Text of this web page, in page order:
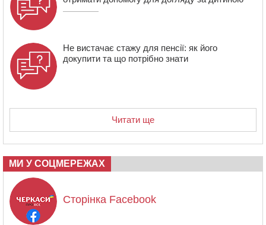
Не вистачає стажу для пенсії: як його
докупити та що потрібно знати
Читати ще
МИ У СОЦМЕРЕЖАХ
Сторінка Facebook